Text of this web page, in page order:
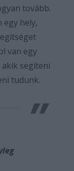
tovább.
egy hely,
van egy
segíteni
tudunk.